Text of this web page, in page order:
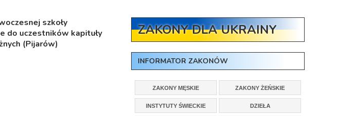
szkoły
do uczestników kapituły
(Pijarów)
ZAKONY DLA UKRAINY
INFORMATOR ZAKONÓW
ZAKONY MĘSKIE ZAKONY ŻEŃSKIE
INSTYTUTY ŚWIECKIE DZIEŁA